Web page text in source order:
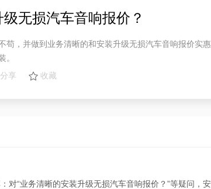
无损汽车音响报价？
苟，并做到业务清晰的和安装升级无损汽车音响报价实
。
分享 收藏
对“业务清晰的安装升级无损汽车音响报价？”等疑问，